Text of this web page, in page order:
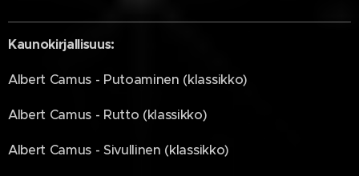
Kaunokirjallisuus:
Albert Camus - Putoaminen (klassikko)
Albert Camus - Rutto (klassikko)
Albert Camus - Sivullinen (klassikko)